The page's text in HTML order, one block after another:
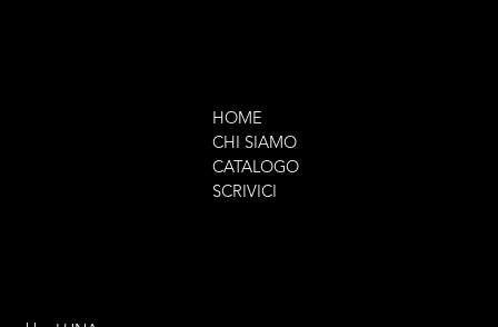
HOME
CHI SIAMO
CATALOGO
SCRIVICI